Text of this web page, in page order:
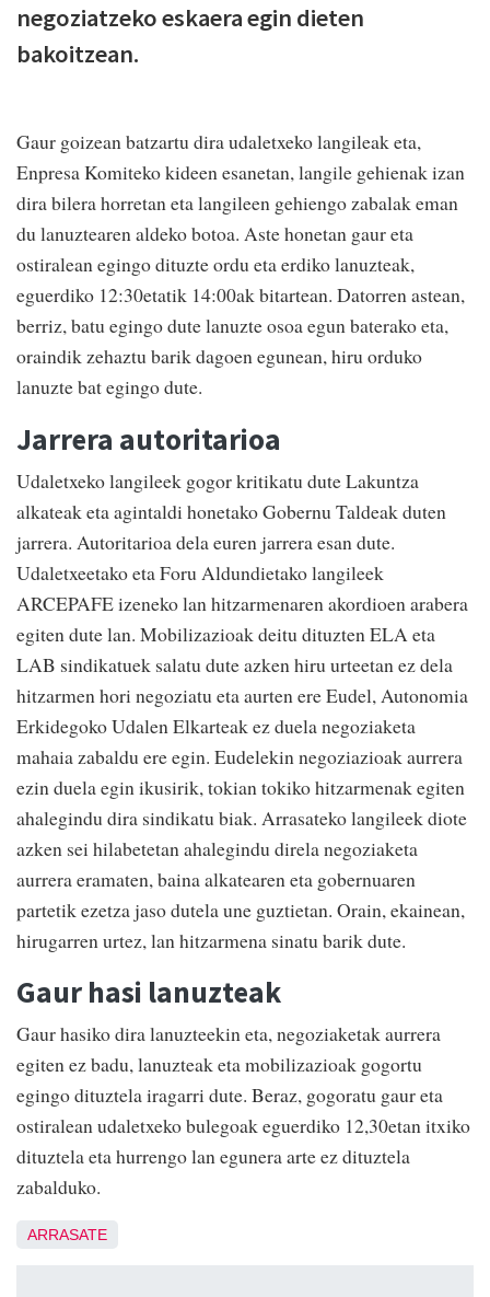
negoziatzeko eskaera egin dieten
bakoitzean.
Gaur goizean batzartu dira udaletxeko langileak eta,
Enpresa Komiteko kideen esanetan, langile gehienak izan
dira bilera horretan eta langileen gehiengo zabalak eman
du lanuztearen aldeko botoa. Aste honetan gaur eta
ostiralean egingo dituzte ordu eta erdiko lanuzteak,
eguerdiko 12:30etatik 14:00ak bitartean. Datorren astean,
berriz, batu egingo dute lanuzte osoa egun baterako eta,
oraindik zehaztu barik dagoen egunean, hiru orduko
lanuzte bat egingo dute.
Jarrera autoritarioa
Udaletxeko langileek gogor kritikatu dute Lakuntza
alkateak eta agintaldi honetako Gobernu Taldeak duten
jarrera. Autoritarioa dela euren jarrera esan dute.
Udaletxeetako eta Foru Aldundietako langileek
ARCEPAFE izeneko lan hitzarmenaren akordioen arabera
egiten dute lan. Mobilizazioak deitu dituzten ELA eta
LAB sindikatuek salatu dute azken hiru urteetan ez dela
hitzarmen hori negoziatu eta aurten ere Eudel, Autonomia
Erkidegoko Udalen Elkarteak ez duela negoziaketa
mahaia zabaldu ere egin. Eudelekin negoziazioak aurrera
ezin duela egin ikusirik, tokian tokiko hitzarmenak egiten
ahalegindu dira sindikatu biak. Arrasateko langileek diote
azken sei hilabetetan ahalegindu direla negoziaketa
aurrera eramaten, baina alkatearen eta gobernuaren
partetik ezetza jaso dutela une guztietan. Orain, ekainean,
hirugarren urtez, lan hitzarmena sinatu barik dute.
Gaur hasi lanuzteak
Gaur hasiko dira lanuzteekin eta, negoziaketak aurrera
egiten ez badu, lanuzteak eta mobilizazioak gogortu
egingo dituztela iragarri dute. Beraz, gogoratu gaur eta
ostiralean udaletxeko bulegoak eguerdiko 12,30etan itxiko
dituztela eta hurrengo lan egunera arte ez dituztela
zabalduko.
ARRASATE